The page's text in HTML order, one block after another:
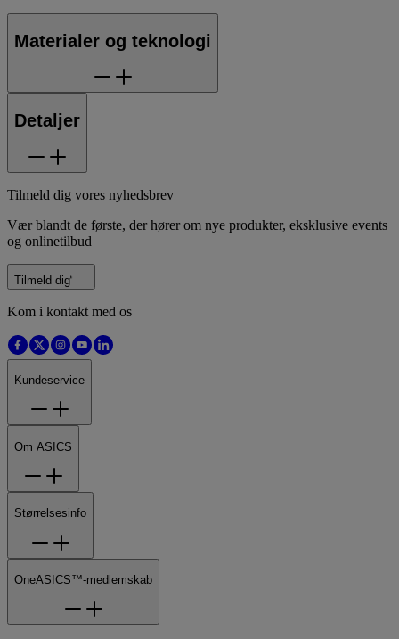
Materialer og teknologi
Detaljer
Tilmeld dig vores nyhedsbrev
Vær blandt de første, der hører om nye produkter, eksklusive events
og onlinetilbud
Tilmeld dig
Kom i kontakt med os
Kundeservice
Om ASICS
Størrelsesinfo
OneASICS™-medlemskab